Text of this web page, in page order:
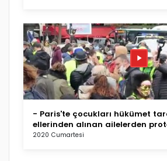
- Paris'te çocukları hükümet
ellerinden alınan ailelerden
2020 Cumartesi